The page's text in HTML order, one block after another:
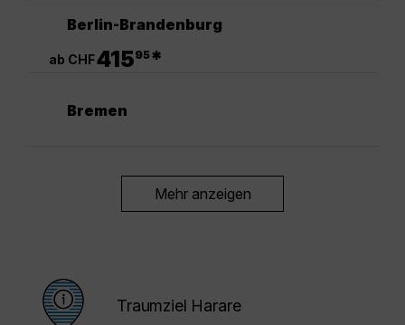
Berlin-Brandenburg
ab CHF41595*
Bremen
Mehr anzeigen
Traumziel Harare